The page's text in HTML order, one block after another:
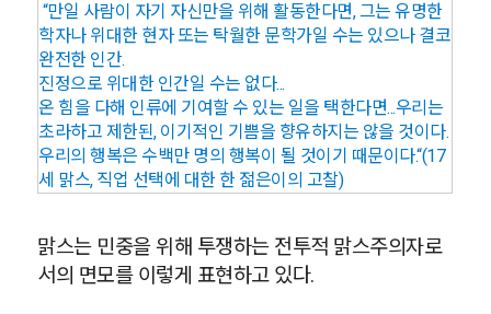
“만일 사람이 자기 자신만을 위해 활동한다면, 그는 유명한
학자나 위대한 현자 또는 탁월한 문학가일 수는 있으나 결코
완전한 인간.
진정으로 위대한 인간일 수는 없다...
온 힘을 다해 인류에 기여할 수 있는 일을 택한다면...우리는
초라하고 제한된, 이기적인 기쁨을 향유하지는 않을 것이다.
우리의 행복은 수백만 명의 행복이 될 것이기 때문이다.“(17
세 맑스, 직업 선택에 대한 한 젊은이의 고찰)
맑스는 민중을 위해 투쟁하는 전투적 맑스주의자로
서의 면모를 이렇게 표현하고 있다.